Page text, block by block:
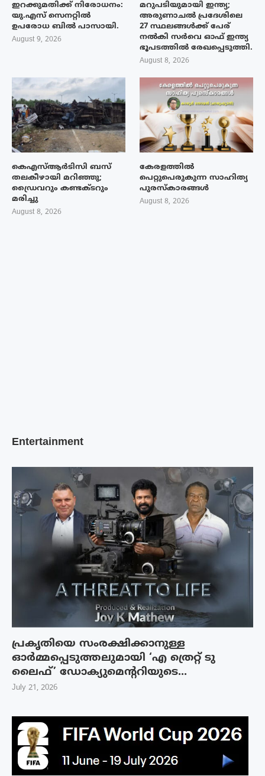
ഇറക്കുമതിക്ക് നിരോധനം:
യു.എസ് സെനറ്റിൽ
ഉപരോധ ബിൽ പാസായി.
August 9, 2026
മറുപടിയുമായി ഇന്ത്യ;
അരുണാചൽ പ്രദേശിലെ
27 സ്ഥലങ്ങൾക്ക് പേര്
നൽകി സർവെ ഓഫ് ഇന്ത്യ
ഭൂപടത്തിൽ രേഖപ്പെടുത്തി.
August 8, 2026
കെഎസ്ആർടിസി ബസ്
തലകീഴായി മറിഞ്ഞു;
ഡ്രൈവറും കണ്ടക്ടറും
മരിച്ചു
August 8, 2026
കേരളത്തിൽ
പെറ്റുപെരുകുന്ന സാഹിത്യ
പുരസ്‌കാരങ്ങൾ
August 8, 2026
Entertainment
പ്രകൃതിയെ സംരക്ഷിക്കാനുള്ള
ഓർമ്മപ്പെടുത്തലുമായി ‘എ ത്രെറ്റ് ടു
ലൈഫ്’ ഡോക്യുമെന്ററിയുടെ...
July 21, 2026